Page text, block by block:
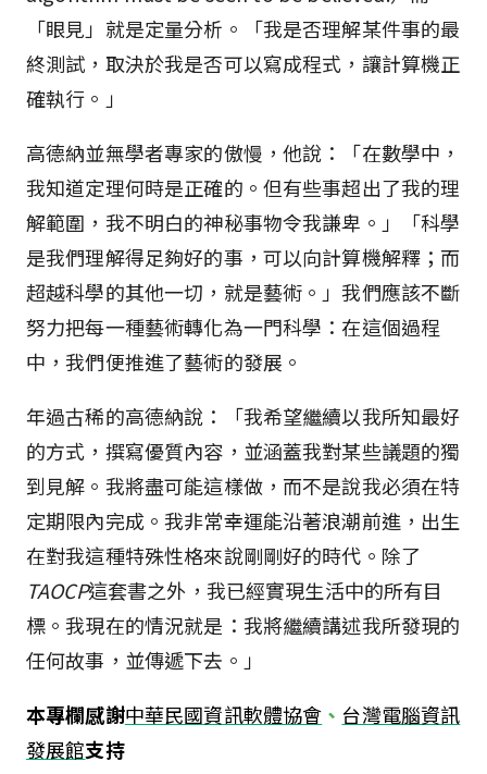
「眼見」就是定量分析。「我是否理解某件事的最
終測試，取決於我是否可以寫成程式，讓計算機正
確執行。」
高德納並無學者專家的傲慢，他說：「在數學中，
我知道定理何時是正確的。但有些事超出了我的理
解範圍，我不明白的神秘事物令我謙卑。」「科學
是我們理解得足夠好的事，可以向計算機解釋；而
超越科學的其他一切，就是藝術。」我們應該不斷
努力把每一種藝術轉化為一門科學：在這個過程
中，我們便推進了藝術的發展。
年過古稀的高德納說：「我希望繼續以我所知最好
的方式，撰寫優質內容，並涵蓋我對某些議題的獨
到見解。我將盡可能這樣做，而不是說我必須在特
定期限內完成。我非常幸運能沿著浪潮前進，出生
在對我這種特殊性格來說剛剛好的時代。除了
TAOCP這套書之外，我已經實現生活中的所有目
標。我現在的情況就是：我將繼續講述我所發現的
任何故事，並傳遞下去。」
本專欄感謝中華民國資訊軟體協會 、 台灣電腦資訊
發展館支持